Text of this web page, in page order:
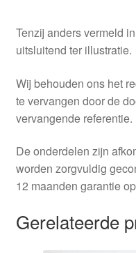
Tenzij anders vermeld
uitsluitend ter illustratie.
Wij behouden ons het
te vervangen door de
vervangende referentie.
De onderdelen zijn
worden zorgvuldig
12 maanden garantie
Gerelateerde